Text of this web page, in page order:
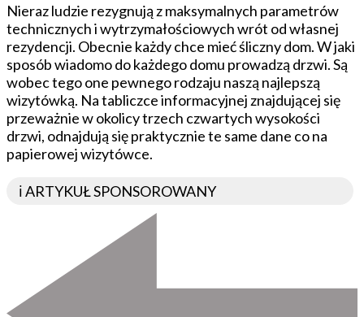
Nieraz ludzie rezygnują z maksymalnych parametrów
technicznych i wytrzymałościowych wrót od własnej
rezydencji. Obecnie każdy chce mieć śliczny dom. W jaki
sposób wiadomo do każdego domu prowadzą drzwi. Są
wobec tego one pewnego rodzaju naszą najlepszą
wizytówką. Na tabliczce informacyjnej znajdującej się
przeważnie w okolicy trzech czwartych wysokości
drzwi, odnajdują się praktycznie te same dane co na
papierowej wizytówce.
ℹ️ ARTYKUŁ SPONSOROWANY